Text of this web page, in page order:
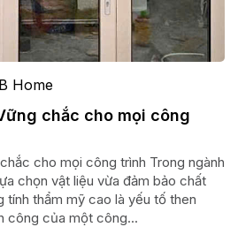
Home
chắc cho mọi công
cho mọi công trình Trong ngành
chọn vật liệu vừa đảm bảo chất
tính thẩm mỹ cao là yếu tố then
công của một công...